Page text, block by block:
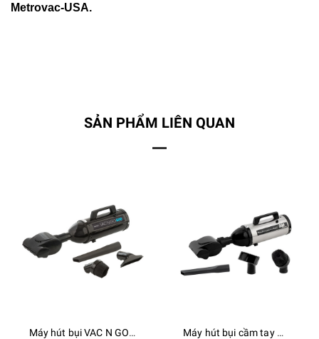
Metrovac-USA.
SẢN PHẨM LIÊN QUAN
Máy hút bụi VAC N GO VM4B500T - 220V Máy hút bụi cầm tay MetroVac VM4SB500T - 500W